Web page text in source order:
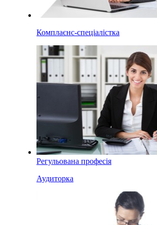
Комплаєнс-спеціалістка
Регульована професія
Аудиторка